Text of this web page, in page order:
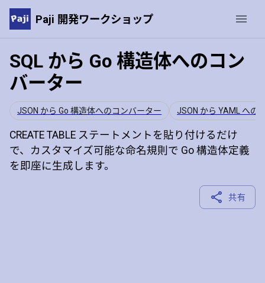
Paji 開発ワークショップ
SQL から Go 構造体へのコン
バーター
JSON から Go 構造体へのコンバーター JSON から YAML への
CREATE TABLE ステートメントを貼り付けるだけ
で、カスタマイズ可能な命名規則で Go 構造体定義
を即座に生成します。
共有